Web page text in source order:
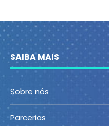
SAIBA MAIS
Sobre nós
Parcerias